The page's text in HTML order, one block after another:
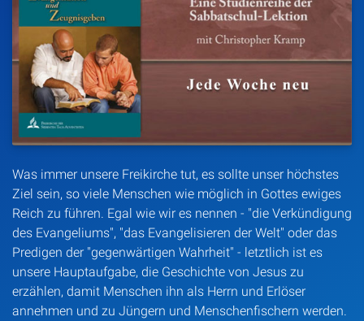
Was immer unsere Freikirche tut, es sollte unser höchstes
Ziel sein, so viele Menschen wie möglich in Gottes ewiges
Reich zu führen. Egal wie wir es nennen - "die Verkündigung
des Evangeliums", "das Evangelisieren der Welt" oder das
Predigen der "gegenwärtigen Wahrheit" - letztlich ist es
unsere Hauptaufgabe, die Geschichte von Jesus zu
erzählen, damit Menschen ihn als Herrn und Erlöser
annehmen und zu Jüngern und Menschenfischern werden.
Artikel
Podcasts
Kontakt
Spenden